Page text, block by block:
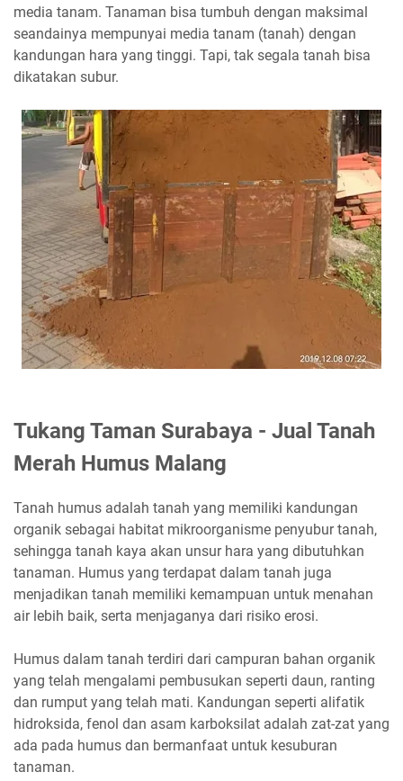
media tanam. Tanaman bisa tumbuh dengan maksimal
seandainya mempunyai media tanam (tanah) dengan
kandungan hara yang tinggi. Tapi, tak segala tanah bisa
dikatakan subur.
Tukang Taman Surabaya - Jual Tanah
Merah Humus Malang
Tanah humus adalah tanah yang memiliki kandungan
organik sebagai habitat mikroorganisme penyubur tanah,
sehingga tanah kaya akan unsur hara yang dibutuhkan
tanaman. Humus yang terdapat dalam tanah juga
menjadikan tanah memiliki kemampuan untuk menahan
air lebih baik, serta menjaganya dari risiko erosi.
Humus dalam tanah terdiri dari campuran bahan organik
yang telah mengalami pembusukan seperti daun, ranting
dan rumput yang telah mati. Kandungan seperti alifatik
hidroksida, fenol dan asam karboksilat adalah zat-zat yang
ada pada humus dan bermanfaat untuk kesuburan
tanaman.